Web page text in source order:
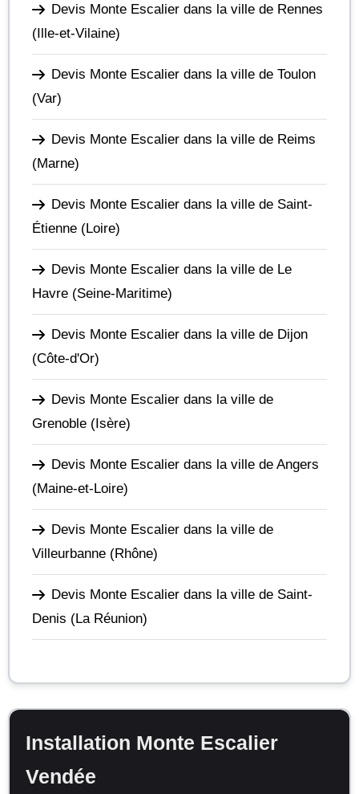
Devis Monte Escalier dans la ville de Rennes
(Ille-et-Vilaine)
Devis Monte Escalier dans la ville de Toulon
(Var)
Devis Monte Escalier dans la ville de Reims
(Marne)
Devis Monte Escalier dans la ville de Saint-
Étienne (Loire)
Devis Monte Escalier dans la ville de Le
Havre (Seine-Maritime)
Devis Monte Escalier dans la ville de Dijon
(Côte-d'Or)
Devis Monte Escalier dans la ville de
Grenoble (Isère)
Devis Monte Escalier dans la ville de Angers
(Maine-et-Loire)
Devis Monte Escalier dans la ville de
Villeurbanne (Rhône)
Devis Monte Escalier dans la ville de Saint-
Denis (La Réunion)
Installation Monte Escalier
Vendée